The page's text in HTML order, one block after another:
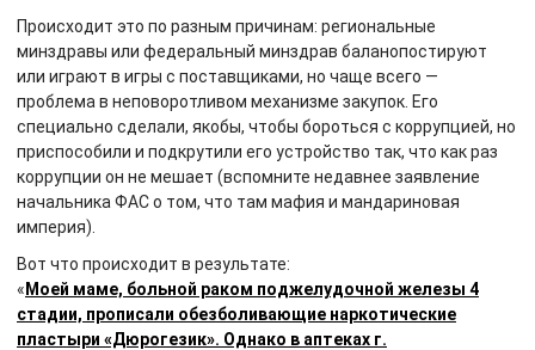
Происходит это по разным причинам: региональные
минздравы или федеральный минздрав баланопостируют
или играют в игры с поставщиками, но чаще всего —
проблема в неповоротливом механизме закупок. Его
специально сделали, якобы, чтобы бороться с коррупцией, но
приспособили и подкрутили его устройство так, что как раз
коррупции он не мешает (вспомните недавнее заявление
начальника ФАС о том, что там мафия и мандариновая
империя).
Вот что происходит в результате:
« Моей маме, больной раком поджелудочной железы 4
стадии, прописали обезболивающие наркотические
пластыри «Дюрогезик». Однако в аптеках г.